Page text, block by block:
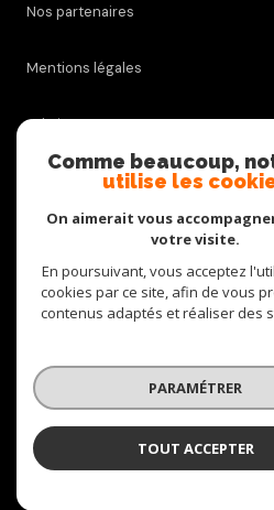
Nos partenaires
Mentions légales
Admin
Nos honoraires
Cookies
© 2026 | Tous droits réservés
Réalisé par
Comme beaucoup,
utilise les
On aimerait vous
votre visite.
En poursuivant, vous acceptez
cookies par ce site, afin de vous
contenus adaptés et réaliser des
PARAMÉTRER
TOUT ACCEPTER